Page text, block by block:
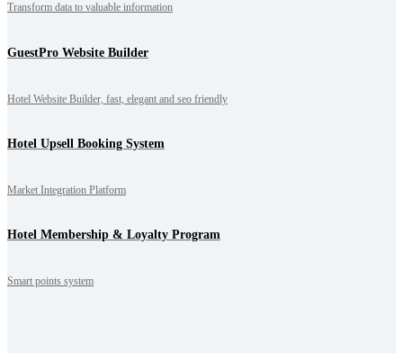
Transform data to valuable information
GuestPro Website Builder
Hotel Website Builder, fast, elegant and seo friendly
Hotel Upsell Booking System
Market Integration Platform
Hotel Membership & Loyalty Program
Smart points system